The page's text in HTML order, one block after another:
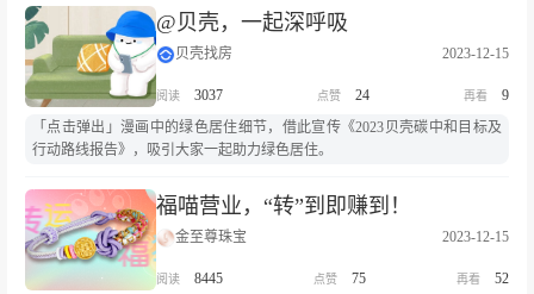
@贝壳，一起深呼吸
贝壳找房 2023-12-15
3037 24
9
「点击弹出」漫画中的绿色居住细节，借此宣传《2023贝壳碳中和目标及
行动路线报告》，吸引大家一起助力绿色居住。
福喵营业，“转”到即赚到！
金至尊珠宝 2023-12-15
8445 75 52